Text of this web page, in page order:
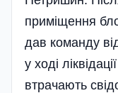
приміщення
дав команду
у ході
втрачають